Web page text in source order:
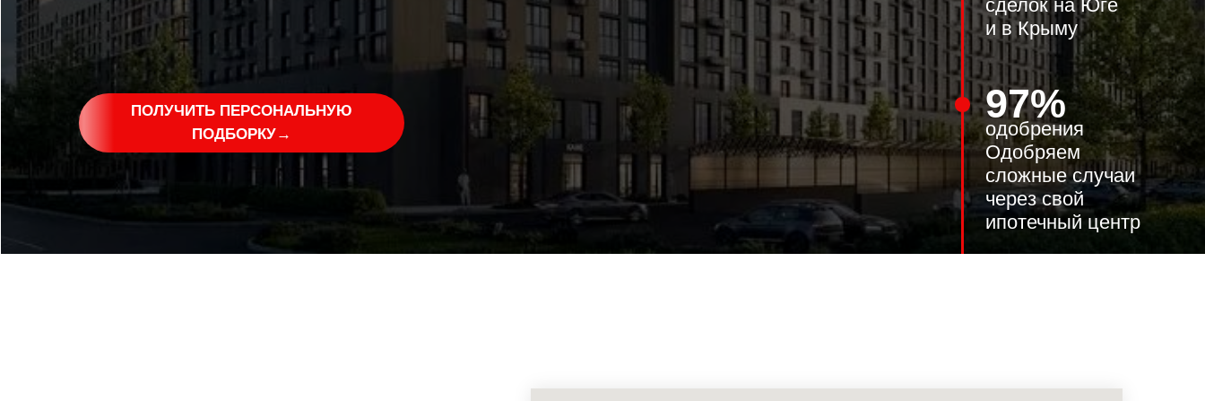
одобрения
Одобряем
сложные случаи
через свой
ипотечный центр
97%
ПОЛУЧИТЬ ПЕРСОНАЛЬНУЮ
ПОДБОРКУ→